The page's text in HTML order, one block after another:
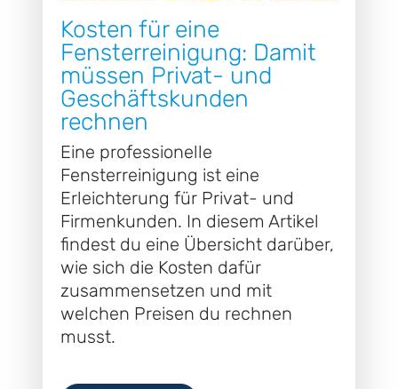
Kosten für eine
Fensterreinigung: Damit
müssen Privat- und
Geschäftskunden
rechnen
Eine professionelle
Fensterreinigung ist eine
Erleichterung für Privat- und
Firmenkunden. In diesem Artikel
findest du eine Übersicht darüber,
wie sich die Kosten dafür
zusammensetzen und mit
welchen Preisen du rechnen
musst.